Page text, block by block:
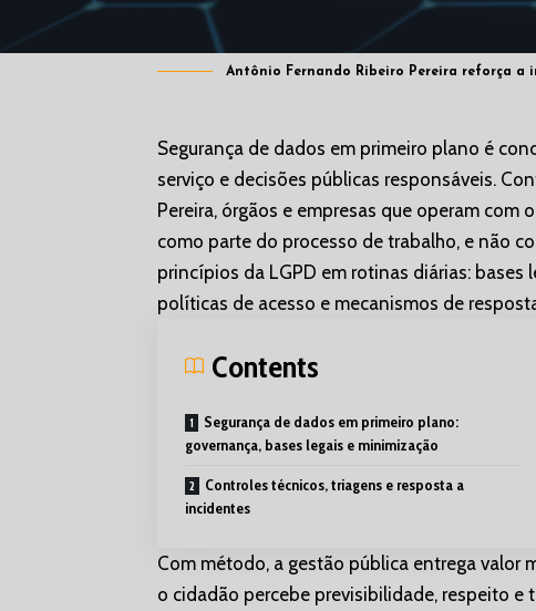
Antônio Fernando Ribeiro Pereira reforça a
Segurança de dados em primeiro plano é
serviço e decisões públicas responsáveis.
Pereira, órgãos e empresas que operam
como parte do processo de trabalho, e não
princípios da LGPD em rotinas diárias:
políticas de acesso e mecanismos de
Contents
Segurança de dados em primeiro plano:
governança, bases legais e minimização
Controles técnicos, triagens e resposta a
incidentes
Com método, a gestão pública entrega valor
o cidadão percebe previsibilidade, respeito e